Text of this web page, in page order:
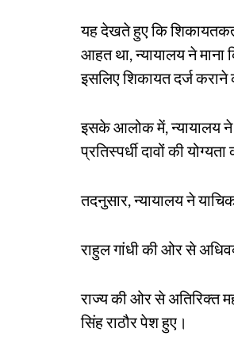
यह देखते हुए कि
आहत था, न्यायालय ने
इसलिए शिकायत दर्ज कराने
इसके आलोक में, न्यायालय
प्रतिस्पर्धी दावों की
तदनुसार, न्यायालय ने
राहुल गांधी की ओर से
राज्य की ओर से अतिरिक्त
सिंह राठौर पेश हुए।